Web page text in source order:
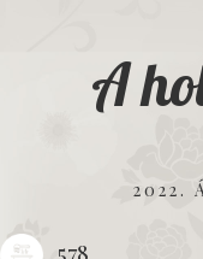
A
2022.
578